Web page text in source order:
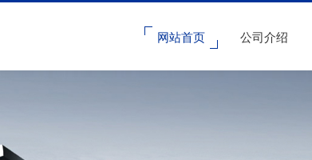
网站首页 公司介绍